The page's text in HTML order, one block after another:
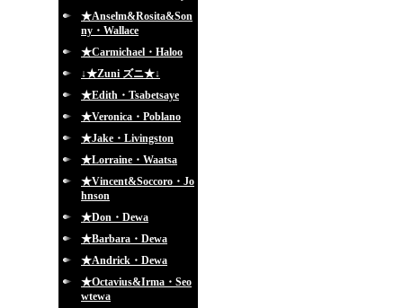
★Anselm&Rosita&Son
ny・Wallace
★Carmichael・Haloo
↓★Zuni ズニ★↓
★Edith・Tsabetsaye
★Veronica・Poblano
★Jake・Livingston
★Lorraine・Waatsa
★Vincent&Soccoro・Jo
hnson
★Don・Dewa
★Barbara・Dewa
★Andrick・Dewa
★Octavius&Irma・Seo
wtewa